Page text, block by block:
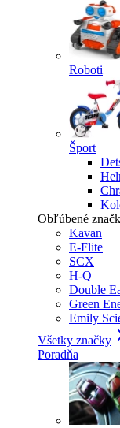
Roboti
Šport
Obľúbené
Kavan
E-Flite
SCX
H-Q
Double
Green
Emily
Všetky značky
Poradňa